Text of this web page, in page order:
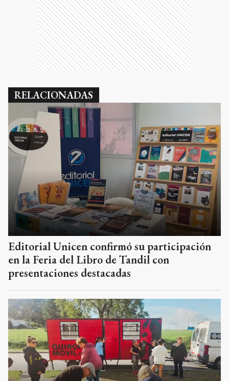
RELACIONADAS
Editorial Unicen confirmó su participación
en la Feria del Libro de Tandil con
presentaciones destacadas